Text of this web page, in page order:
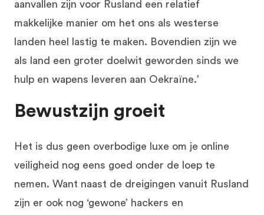
aanvallen zijn voor Rusland een relatief
makkelijke manier om het ons als westerse
landen heel lastig te maken. Bovendien zijn we
als land een groter doelwit geworden sinds we
hulp en wapens leveren aan Oekraïne.’
Bewustzijn groeit
Het is dus geen overbodige luxe om je online
veiligheid nog eens goed onder de loep te
nemen. Want naast de dreigingen vanuit Rusland
zijn er ook nog ‘gewone’ hackers en